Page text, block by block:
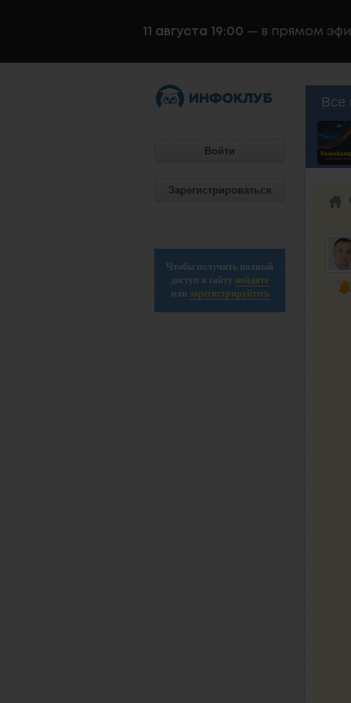
11 августа 19:00 — в прямом
Войти
Зарегистрироваться
Чтобы получить полный
доступ к сайту войдите
или зарегистрируйтесь
Все